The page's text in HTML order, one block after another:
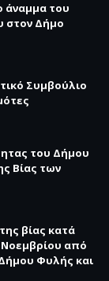
άναμμα του
στον Δήμο
Συμβούλιο
του Δήμου
Βίας των
βίας κατά
Νοεμβρίου από
Φυλής και